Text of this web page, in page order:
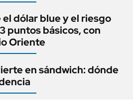
dólar blue y el riesgo
puntos básicos, con
Oriente
en sándwich: dónde